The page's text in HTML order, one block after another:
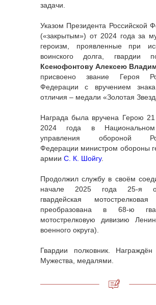
задачи.
Указом Президента Российской
(«закрытым») от 2024 года за
героизм, проявленные при
воинского долга, гвардии
Ксенофонтову Алексею
присвоено звание Героя
Федерации с вручением
отличия – медали «Золотая
Награда была вручена Герою
2024 года в
управления обороной
Федерации министром обороны
армии С. К. Шойгу.
Продолжил службу в своём
начале 2025 года 25-я
гвардейская
преобразована в 68-ю
мотострелковую дивизию
военного округа).
Гвардии полковник.
Мужества, медалями.